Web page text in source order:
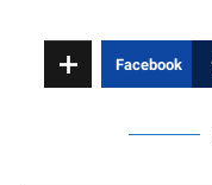
Facebook